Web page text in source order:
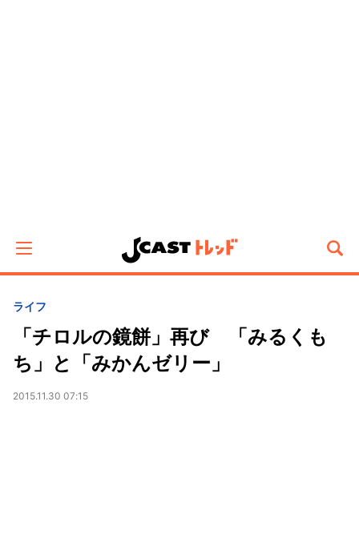
ライフ
「チロルの鏡餅」再び 「みるくも
ち」と「みかんゼリー」
2015.11.30 07:15